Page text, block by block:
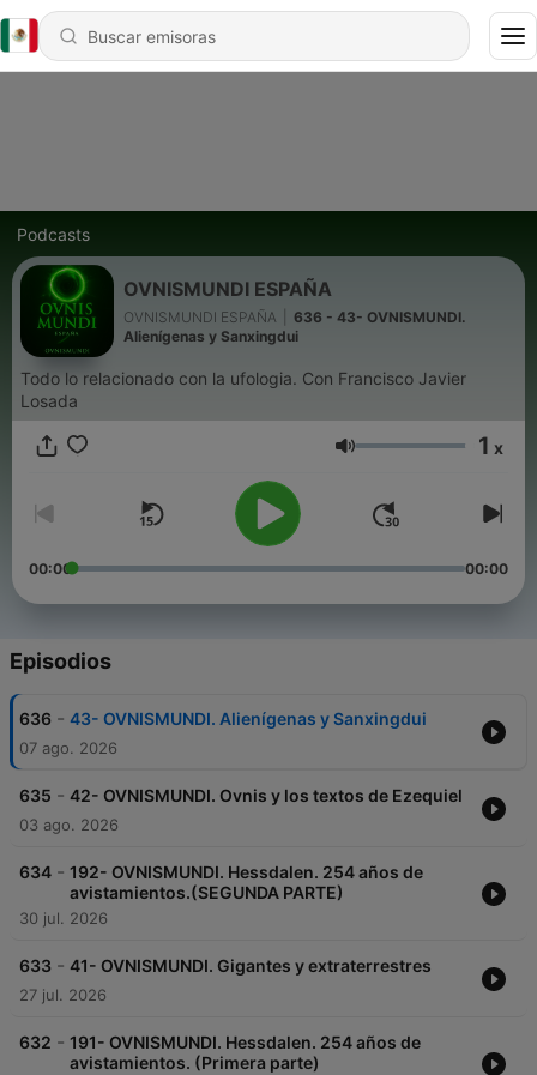
Podcasts
OVNISMUNDI ESPAÑA
OVNISMUNDI ESPAÑA
636 - 43- OVNISMUNDI.
Alienígenas y Sanxingdui
Todo lo relacionado con la ufologia. Con Francisco Javier
Losada
Volumen 1 x
00:00 00:00
Episodios
636 - 43- OVNISMUNDI. Alienígenas y Sanxingdui
07 ago. 2026
635 - 42- OVNISMUNDI. Ovnis y los textos de Ezequiel
03 ago. 2026
634 - 192- OVNISMUNDI. Hessdalen. 254 años de
avistamientos.(SEGUNDA PARTE)
30 jul. 2026
633 - 41- OVNISMUNDI. Gigantes y extraterrestres
27 jul. 2026
632 - 191- OVNISMUNDI. Hessdalen. 254 años de
avistamientos. (Primera parte)